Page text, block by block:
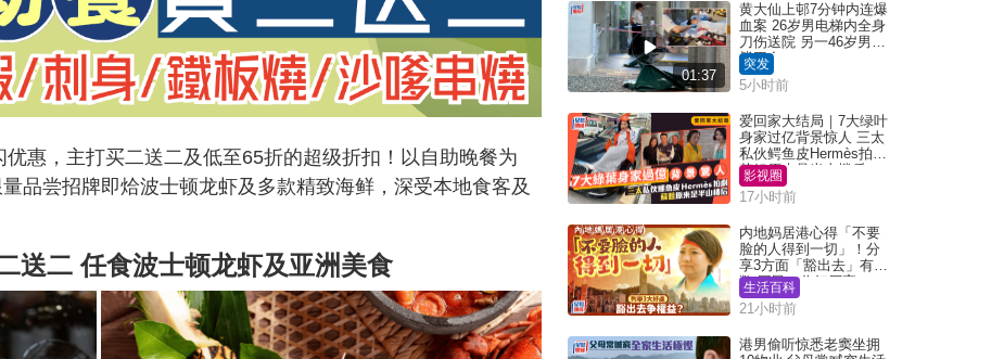
惠，主打买二送二及低至65折的超级折扣！以自助晚餐为
品尝招牌即烚波士顿龙虾及多款精致海鲜，深受本地食客及
送二 任食波士顿龙虾及亚洲美食
01:37
黄大仙上邨7分钟内连爆
血案 26岁男电梯内全身
刀伤送院 另一46岁男倒
毙平台
突发
5小时前
爱回家大结局｜7大绿叶
身家过亿背景惊人 三太
私伙鳄鱼皮Hermès拍剧
苏姐原来是半山楼后
影视圈
17小时前
内地妈居港心得「不要
脸的人得到一切」！分
享3方面「豁出去」有著
数 网民：你好厉害
生活百科
21小时前
港男偷听惊悉老窦坐拥